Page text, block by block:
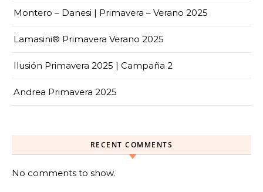
Montero – Danesi | Primavera – Verano 2025
Lamasini® Primavera Verano 2025
Ilusión Primavera 2025 | Campaña 2
Andrea Primavera 2025
RECENT COMMENTS
No comments to show.